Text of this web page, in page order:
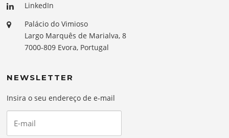
LinkedIn
Palácio do Vimioso
Largo Marquês de Marialva, 8
7000-809 Evora, Portugal
NEWSLETTER
Insira o seu endereço de e-mail